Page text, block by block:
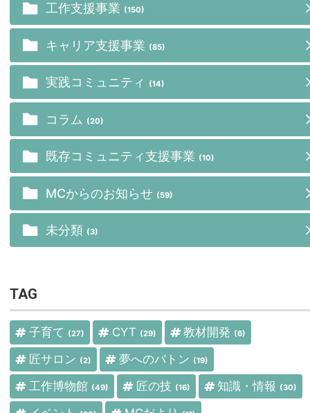
工作支援事業 (150)
キャリア支援事業 (85)
実践コミュニティ (14)
コラム (20)
既存コミュニティ支援事業 (10)
MCからのお知らせ (59)
未分類 (3)
TAG
子育て (27) CYT (29) 教材開発 (6)
匠サロン (2) 夢へのバトン (19)
工作博物館 (49) 匠の技 (16) 知識・情報 (30)